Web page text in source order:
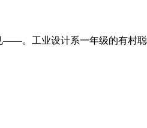
——。工业设计系一年级的有村